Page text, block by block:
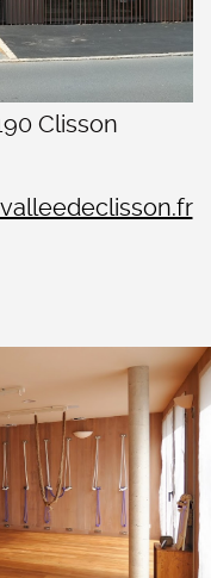
Clisson